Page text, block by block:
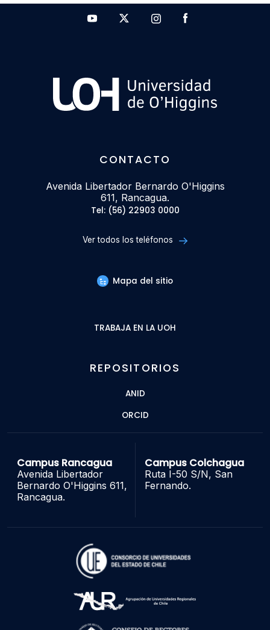
CONTACTO
Avenida Libertador Bernardo O'Higgins
611, Rancagua.
Tel: (56) 22903 0000
Ver todos los teléfonos
Mapa del sitio
TRABAJA EN LA UOH
REPOSITORIOS
ANID
ORCID
Campus Rancagua
Avenida Libertador
Bernardo O'Higgins 611,
Rancagua.
Campus Colchagua
Ruta I-50 S/N, San
Fernando.